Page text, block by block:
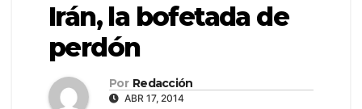
Irán, la bofetada de
perdón
Por Redacción
ABR 17, 2014